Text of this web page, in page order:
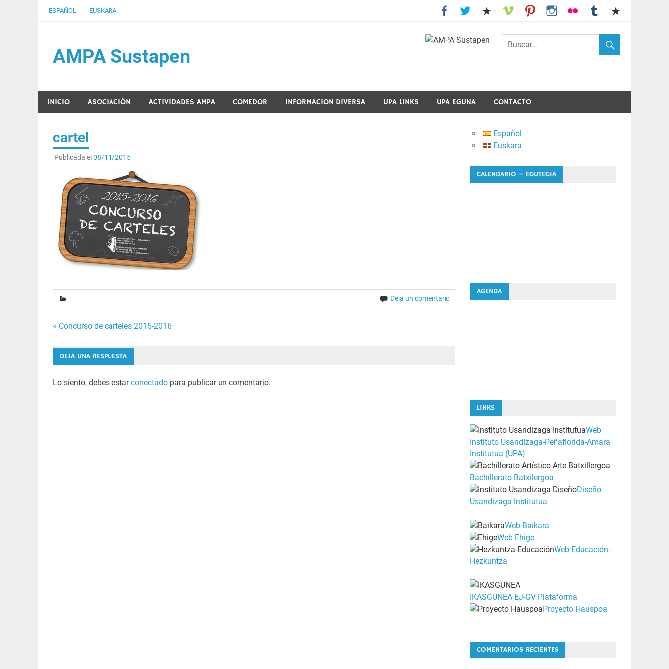
ESPAÑOL EUSKARA
AMPA Sustapen
INICIO ASOCIACIÓN ACTIVIDADES AMPA COMEDOR INFORMACION DIVERSA UPA LINKS UPA EGUNA CONTACTO
cartel
Publicada el 08/11/2015
Deja un comentario
Navegación
de
entradas
« Concurso de carteles 2015-2016
DEJA UNA RESPUESTA
Lo siento, debes estarconectadopara publicar un comentario.
Español
Euskara
CALENDARIO – EGUTEGIA
AGENDA
LINKS
Web
Instituto Usandizaga-Peñaflorida-Amara
Institutua (UPA)
Bachillerato Batxilergoa
Diseño
Usandizaga Institutua
Web Baikara
Web Ehige
Web Educación-
Hezkuntza
IKASGUNEA EJ-GV Plataforma
Proyecto Hauspoa
COMENTARIOS RECIENTES